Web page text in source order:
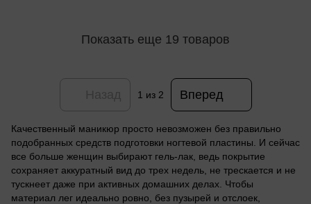
Показать еще 19 товаров
1 из 2 Вперед
Качественный маникюр просто невозможен без правильно
подобранных средств подготовки ногтевой пластины. И сейчас
все больше женщин выбирают гель-лак, ведь покрытие
сохраняет аккуратный вид до трех недель, не трескается и не
тускнеет даже при активных домашних делах. Чтобы
материал лег идеально ровно, без пузырей и отслоек,